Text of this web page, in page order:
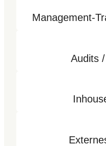
Management-
Audits